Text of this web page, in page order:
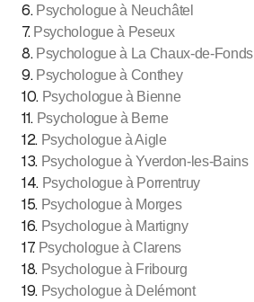
6. Psychologue à Neuchâtel
7. Psychologue à Peseux
8. Psychologue à La Chaux-de-Fonds
9. Psychologue à Conthey
10. Psychologue à Bienne
11. Psychologue à Berne
12. Psychologue à Aigle
13. Psychologue à Yverdon-les-Bains
14. Psychologue à Porrentruy
15. Psychologue à Morges
16. Psychologue à Martigny
17. Psychologue à Clarens
18. Psychologue à Fribourg
19. Psychologue à Delémont